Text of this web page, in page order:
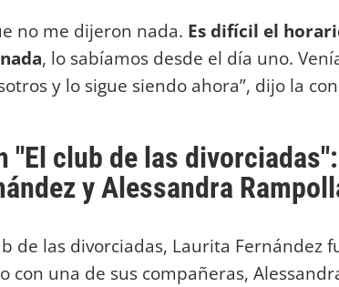
no me dijeron nada. Es difícil el
, lo sabíamos desde el día uno.
y lo sigue siendo ahora”, dijo la
"El club de las
y Alessandra
de las divorciadas, Laurita Fernández
con una de sus compañeras,